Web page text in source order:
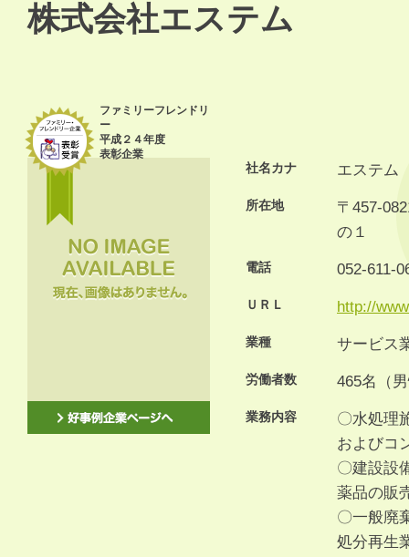
株式会社エステム
ファミリーフレンドリ
ー
平成２４年度
表彰企業
社名カナ エステム
所在地
〒457-
の１
電話 052-611-
ＵＲＬ http://
業種 サービス
労働者数 465名（
業務内容
〇水処理
およびコ
〇建設設
薬品の販
〇一般廃
処分再生